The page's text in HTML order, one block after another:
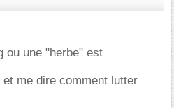
ou une "herbe" est
me dire comment lutter